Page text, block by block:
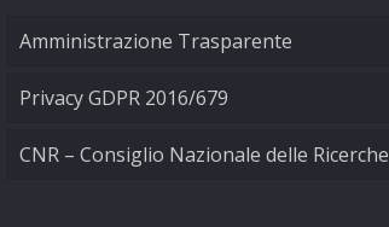
Amministrazione Trasparente
Privacy GDPR 2016/679
CNR – Consiglio Nazionale delle Ricerche